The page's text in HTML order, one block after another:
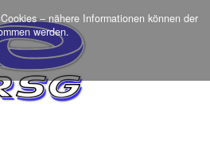
– nähere Informationen können der
werden.